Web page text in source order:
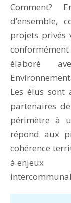
Comment?
d’ensemble,
projets privés
élaboré
Les élus sont
partenaires
périmètre à
répond aux
cohérence
à enjeux